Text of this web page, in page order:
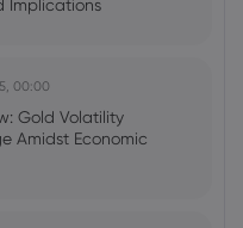
Implications
00:00
Gold Volatility
Amidst Economic